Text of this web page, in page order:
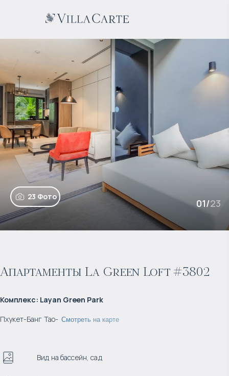
23 Фото
01/23
Апартаменты La Green Loft #3802
Комплекс: Layan Green Park
Пхукет-Банг Тао- Смотреть на карте
Вид на бассейн, сад